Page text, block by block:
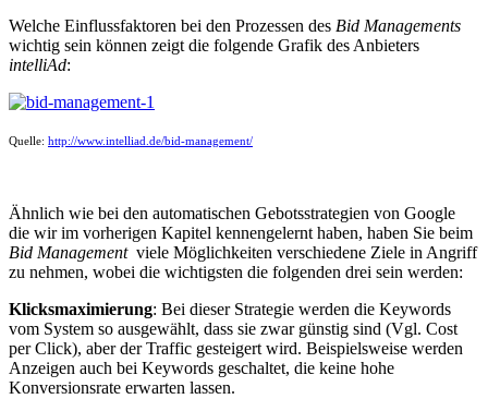
Welche Einflussfaktoren bei den Prozessen des Bid Managements
wichtig sein können zeigt die folgende Grafik des Anbieters
intelliAd:
Quelle: http://www.intelliad.de/bid-management/
Ähnlich wie bei den automatischen Gebotsstrategien von Google
die wir im vorherigen Kapitel kennengelernt haben, haben Sie beim
Bid Managementviele Möglichkeiten verschiedene Ziele in Angriff
zu nehmen, wobei die wichtigsten die folgenden drei sein werden:
Klicksmaximierung: Bei dieser Strategie werden die Keywords
vom System so ausgewählt, dass sie zwar günstig sind (Vgl. Cost
per Click), aber der Traffic gesteigert wird. Beispielsweise werden
Anzeigen auch bei Keywords geschaltet, die keine hohe
Konversionsrate erwarten lassen.